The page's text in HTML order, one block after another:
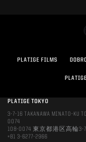
PLATIGE FILMS
PLATIGE TOKYO
3-7-16 TAKANAWA MINATO-KU
0074
108-0074 東京都港区高輪3-
+81 3-6277-2966